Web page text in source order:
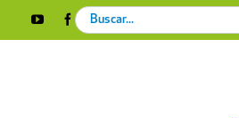
YouTubeFacebookInstagram
X
Search
for: